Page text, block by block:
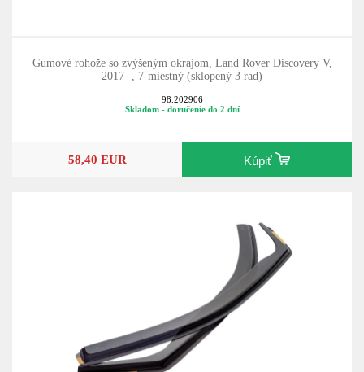
Gumové rohože so zvýšeným okrajom, Land Rover Discovery V,
2017- , 7-miestný (sklopený 3 rad)
98.202906
Skladom - doručenie do 2 dní
58,40 EUR Kúpiť